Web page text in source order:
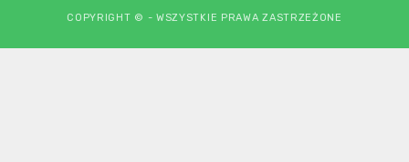
COPYRIGHT © - WSZYSTKIE PRAWA ZASTRZEŻONE